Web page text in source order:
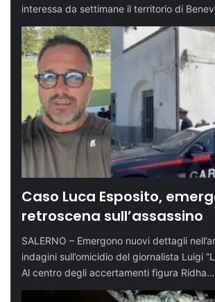
interessa da settimane il territorio di
Caso Luca Esposito,
retroscena sull’assassino
SALERNO – Emergono nuovi dettagli
indagini sull’omicidio del giornalista Luigi
Al centro degli accertamenti figura Ridha…